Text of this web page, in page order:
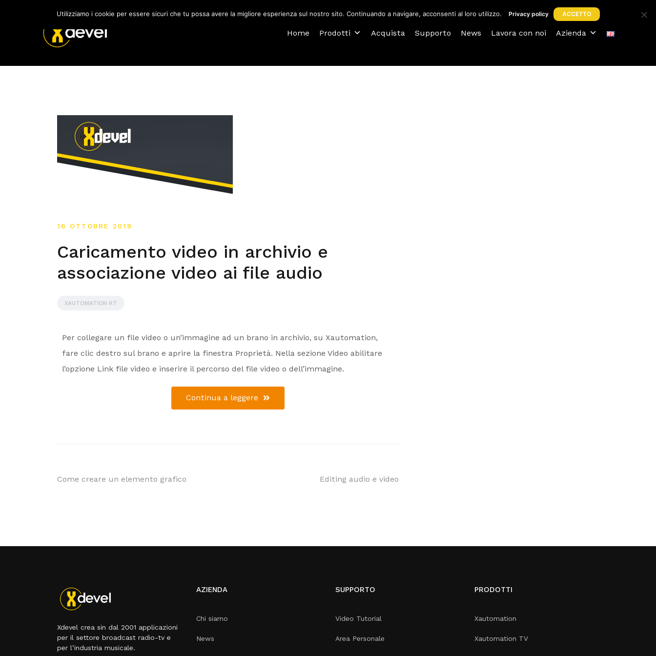
Home Prodotti Acquista Supporto News Lavora con noi Azienda
16 OTTOBRE 2019
Caricamento video in archivio e
associazione video ai file audio
XAUTOMATION RT
Per collegare un file video o un’immagine ad un brano in archivio, su Xautomation,
fare clic destro sul brano e aprire la finestra Proprietà. Nella sezione Video abilitare
l’opzione Link file video e inserire il percorso del file video o dell’immagine.
Continua a leggere
Come creare un elemento grafico Editing audio e video
Xdevel crea sin dal 2001 applicazioni
per il settore broadcast radio-tv e
per l’industria musicale.
AZIENDA
Chi siamo
News
SUPPORTO
Video Tutorial
Area Personale
PRODOTTI
Xautomation
Xautomation TV
Utilizziamo i cookie per essere sicuri che tu possa avere la migliore esperienza sul nostro sito. Continuando a navigare, acconsenti al loro utilizzo. Privacy policy ACCETTO